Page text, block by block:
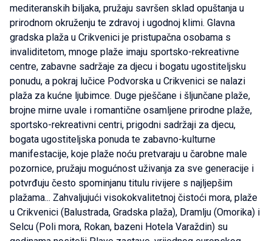
mediteranskih biljaka, pružaju savršen sklad opuštanja u
prirodnom okruženju te zdravoj i ugodnoj klimi. Glavna
gradska plaža u Crikvenici je pristupačna osobama s
invaliditetom, mnoge plaže imaju sportsko-rekreativne
centre, zabavne sadržaje za djecu i bogatu ugostiteljsku
ponudu, a pokraj lučice Podvorska u Crikvenici se nalazi
plaža za kućne ljubimce. Duge pješčane i šljunčane plaže,
brojne mirne uvale i romantične osamljene prirodne plaže,
sportsko-rekreativni centri, prigodni sadržaji za djecu,
bogata ugostiteljska ponuda te zabavno-kulturne
manifestacije, koje plaže noću pretvaraju u čarobne male
pozornice, pružaju mogućnost uživanja za sve generacije i
potvrđuju često spominjanu titulu rivijere s najljepšim
plažama... Zahvaljujući visokokvalitetnoj čistoći mora, plaže
u Crikvenici (Balustrada, Gradska plaža), Dramlju (Omorika) i
Selcu (Poli mora, Rokan, bazeni Hotela Varaždin) su